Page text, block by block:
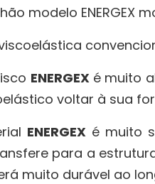
modelo ENERGEX
ENERGEXé muito
voltar à sua
ENERGEX é muito
para a
muito durável ao